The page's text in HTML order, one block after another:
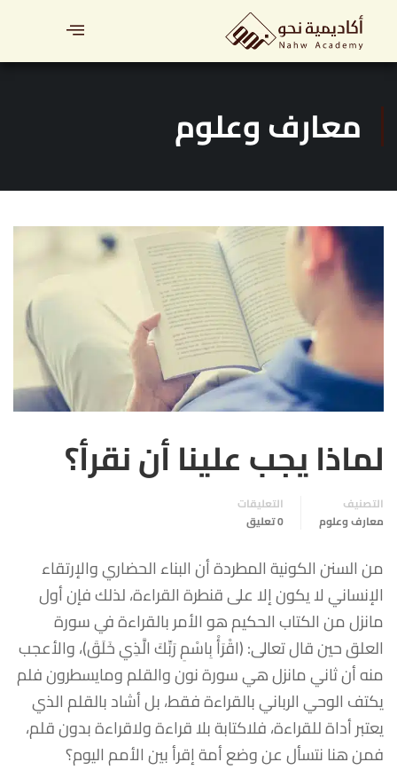
معارف وعلوم
لماذا يجب علينا أن نقرأ؟
التصنيف
معارف وعلوم
التعليقات
0 تعليق
من السنن الكونية المطردة أن البناء الحضاري والإرتقاء
الإنساني لا يكون إلا على قنطرة القراءة، لذلك فإن أول
مانزل من الكتاب الحكيم هو الأمر بالقراءة في سورة
العلق حين قال تعالى: (اقْرَأْ بِاسْمِ رَبِّكَ الَّذِي خَلَقَ)، والأعجب
منه أن ثاني مانزل هي سورة نون والقلم ومايسطرون فلم
يكتف الوحي الرباني بالقراءة فقط، بل أشاد بالقلم الذي
يعتبر أداة للقراءة، فلاكتابة بلا قراءة ولاقراءة بدون قلم،
فمن هنا نتسأل عن وضع أمة إقرأ بين الأمم اليوم؟